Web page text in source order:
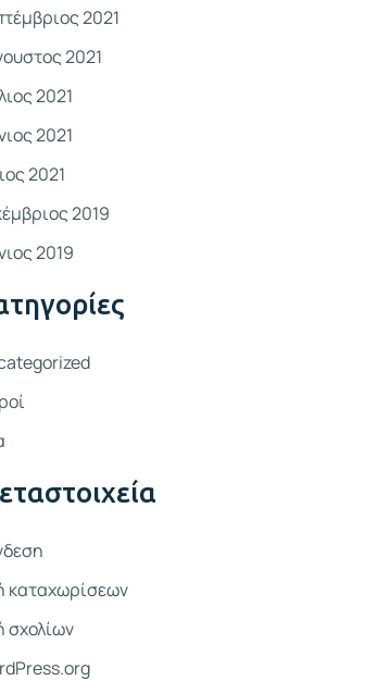
2021
2021
2021
2021
2021
2019
2019
καταχωρίσεων
σχολίων